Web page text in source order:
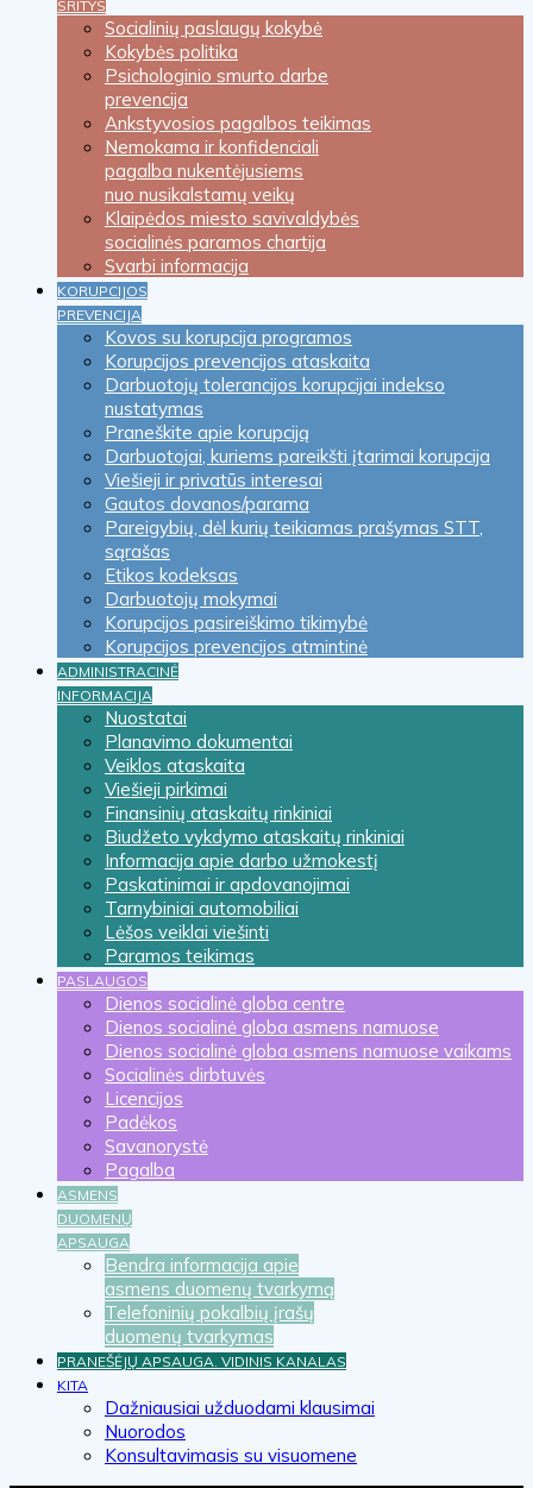
SRITYS
Socialinių paslaugų kokybė
Kokybės politika
Psichologinio smurto darbe
prevencija
Ankstyvosios pagalbos teikimas
Nemokama ir konfidenciali
pagalba nukentėjusiems
nuo nusikalstamų veikų
Klaipėdos miesto savivaldybės
socialinės paramos chartija
Svarbi informacija
KORUPCIJOS
PREVENCIJA
Kovos su korupcija programos
Korupcijos prevencijos ataskaita
Darbuotojų tolerancijos korupcijai indekso
nustatymas
Praneškite apie korupciją
Darbuotojai, kuriems pareikšti įtarimai korupcija
Viešieji ir privatūs interesai
Gautos dovanos/parama
Pareigybių, dėl kurių teikiamas prašymas STT,
sąrašas
Etikos kodeksas
Darbuotojų mokymai
Korupcijos pasireiškimo tikimybė
Korupcijos prevencijos atmintinė
ADMINISTRACINĖ
INFORMACIJA
Nuostatai
Planavimo dokumentai
Veiklos ataskaita
Viešieji pirkimai
Finansinių ataskaitų rinkiniai
Biudžeto vykdymo ataskaitų rinkiniai
Informacija apie darbo užmokestį
Paskatinimai ir apdovanojimai
Tarnybiniai automobiliai
Lėšos veiklai viešinti
Paramos teikimas
PASLAUGOS
Dienos socialinė globa centre
Dienos socialinė globa asmens namuose
Dienos socialinė globa asmens namuose vaikams
Socialinės dirbtuvės
Licencijos
Padėkos
Savanorystė
Pagalba
ASMENS
DUOMENŲ
APSAUGA
Bendra informacija apie
asmens duomenų tvarkymą
Telefoninių pokalbių įrašų
duomenų tvarkymas
PRANEŠĖJŲ APSAUGA. VIDINIS KANALAS
KITA
Dažniausiai užduodami klausimai
Nuorodos
Konsultavimasis su visuomene